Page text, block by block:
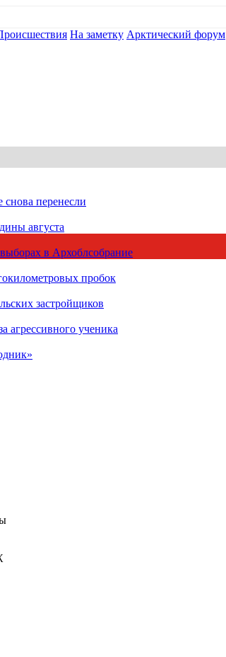
На заметку Арктический форум
перенесли
августа
в Архоблсобрание
пробок
застройщиков
агрессивного ученика